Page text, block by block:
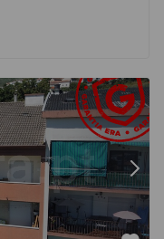
Canhoso - 1497806 -